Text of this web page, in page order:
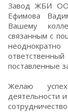
Завод ЖБИ
Ефимова
Вашему
связанным с
поставленные
Желаю
деятельности
сотрудничество.